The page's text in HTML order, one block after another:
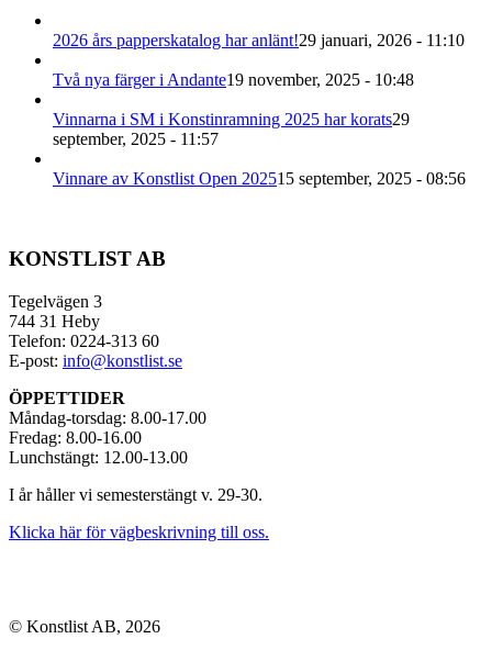
2026 års papperskatalog har anlänt!29 januari, 2026 - 11:10
Två nya färger i Andante19 november, 2025 - 10:48
Vinnarna i SM i Konstinramning 2025 har korats29
september, 2025 - 11:57
Vinnare av Konstlist Open 202515 september, 2025 - 08:56
KONSTLIST AB
Tegelvägen 3
744 31 Heby
Telefon: 0224-313 60
E-post: info@konstlist.se
ÖPPETTIDER
Måndag-torsdag: 8.00-17.00
Fredag: 8.00-16.00
Lunchstängt: 12.00-13.00
I år håller vi semesterstängt v. 29-30.
Klicka här för vägbeskrivning till oss.
© Konstlist AB, 2026